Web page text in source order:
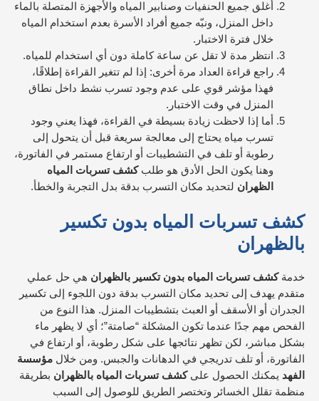
أغلق جميع الحنفيات وصنابير المياه والأجهزة المتصلة بالماء
داخل المنزل، ونبّه جميع أفراد الأسرة بعدم استخدام المياه
خلال فترة الاختبار.
انتظر مدة لا تقل عن ساعة كاملة دون أي استخدام للمياه.
راجع قراءة العداد مرة أخرى: إذا لم تتغير القراءة إطلاقًا،
فهذا مؤشر قوي على عدم وجود تسرب نشط داخل نطاق
المنزل في وقت الاختبار.
أما إذا لاحظت زيادة بسيطة في القراءة، فهذا يعني وجود
تسرب مياه يحتاج إلى معالجة سريعة قبل أن يتحول إلى
رطوبة أو تلف في التشطيبات أو ارتفاع مستمر في الفاتورة،
وهنا يكون الحل الأدق هو طلبكشف تسربات المياه
الظهران لتحديد مكان التسرب بدقة بدل التجربة والخطأ.
كشف تسربات المياه بدون تكسير
بالظهران
خدمةكشف تسربات المياه بدون تكسير بالظهران هي حل عملي
متقدم يهدف إلى تحديد مكان التسرب بدقة دون اللجوء إلى تكسير
الجدران أو الأسقف أو العبث بتشطيبات المنزل. هذا النوع من
الفحص مهم جدًا عندما تكون المشكلة “صامتة”؛ أي لا يظهر ماء
بشكل مباشر، لكن تظهر نتائجها على شكل رطوبة، أو ارتفاع في
الفاتورة، أو تلف تدريجي في الدهانات والجبس. ومن خلال مؤسسة
الفهد يمكنك الحصول علىكشف تسربات المياه بالظهران بطريقة
منظمة تقلل الخسائر وتختصر الطريق للوصول إلى السبب